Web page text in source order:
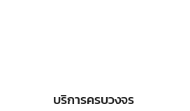
บริการครบวงจร